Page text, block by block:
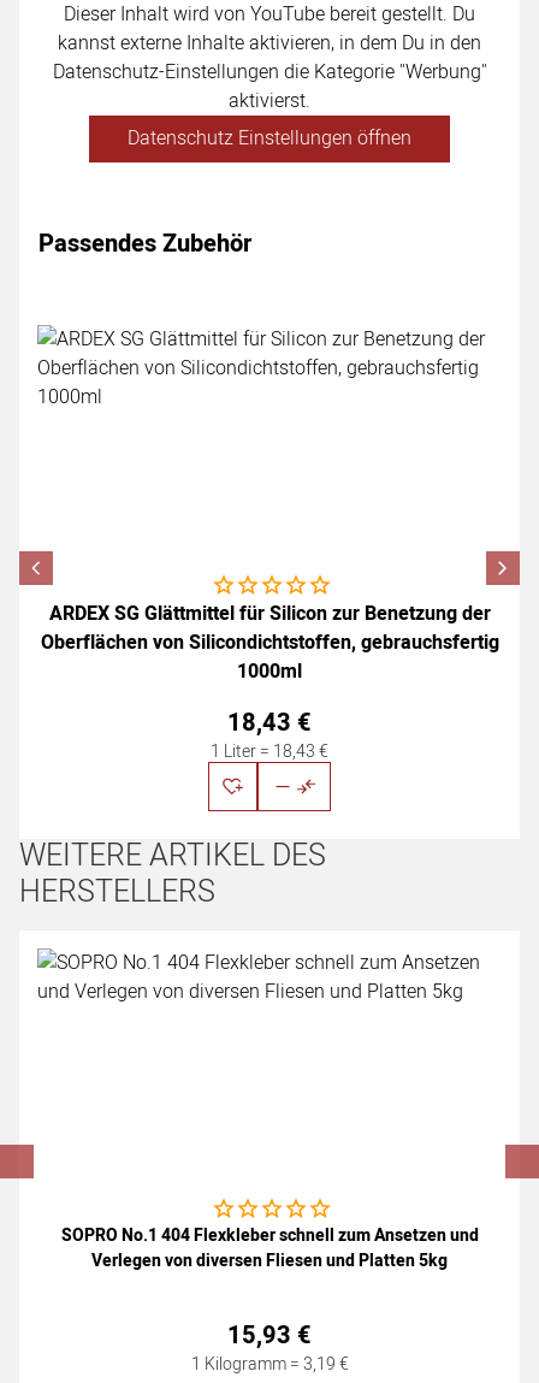
Dieser Inhalt wird von YouTube bereit gestellt. Du
kannst externe Inhalte aktivieren, in dem Du in den
Datenschutz-Einstellungen die Kategorie "Werbung"
aktivierst.
Datenschutz Einstellungen öffnen
Passendes Zubehör
Zubehör überspringen
Noch keine Bewertungen abgegeben
ARDEX SG Glättmittel für Silicon zur Benetzung der
Oberflächen von Silicondichtstoffen, gebrauchsfertig
1000ml
18,43 €
1 Liter = 18,43€
WEITERE ARTIKEL DES
HERSTELLERS
Artikel überspringen
Noch keine Bewertungen abgegeben
SOPRO No.1 404 Flexkleber schnell zum Ansetzen und
Verlegen von diversen Fliesen und Platten 5kg
15,93 €
1 Kilogramm =3,19€